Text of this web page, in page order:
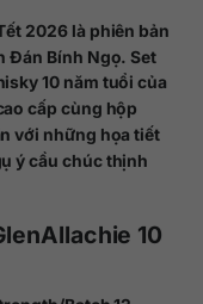
2026 là phiên bản
Đán Bính Ngọ. Set
10 năm tuổi của
cấp cùng hộp
với những họa tiết
ý cầu chúc thịnh
10